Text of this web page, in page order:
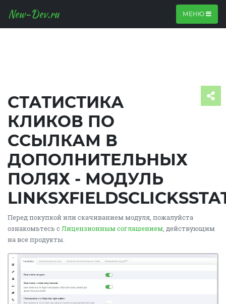
New-Dev.ru МЕНЮ
СТАТИСТИКА
КЛИКОВ ПО
ССЫЛКАМ В
ДОПОЛНИТЕЛЬНЫХ
ПОЛЯХ - МОДУЛЬ
Перед покупкой или скачиванием модуля, пожалуйста
ознакомьтесь с Лицензионным соглашением , действующим
на все продукты.